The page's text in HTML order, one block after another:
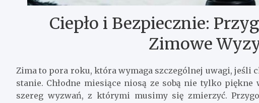
Ciepło i Bezpiecznie:
Zimowe
Zima to pora roku, która wymaga szczególnej uwagi, jeśli
stanie. Chłodne miesiące niosą ze sobą nie tylko
szereg wyzwań, z którymi musimy się zmierzyć.